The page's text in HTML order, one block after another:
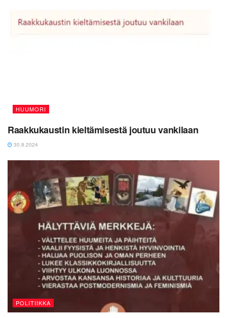
HUUMORI
Raakkukaustin kieltämisestä joutuu vankilaan
30.8.2024
POLITIIKKA